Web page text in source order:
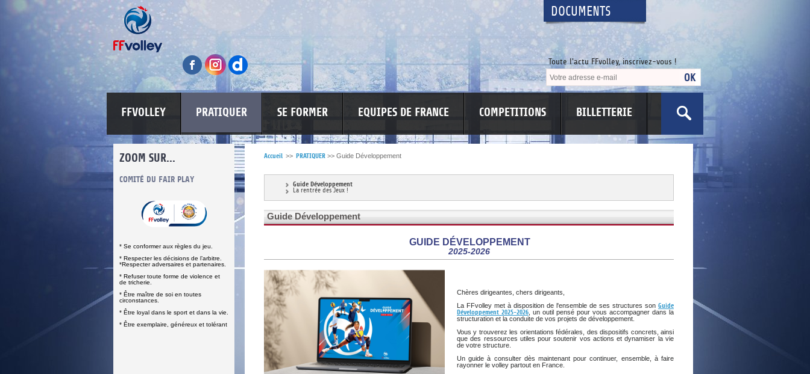
DOCUMENTS
Toute l'actu FFvolley, inscrivez-vous !
FFVOLLEY PRATIQUER SE FORMER EQUIPES DE FRANCE COMPETITIONS BILLETTERIE
ZOOM SUR...
DOCUMENTS UTILES
CLIQUEZ ICI
COMITÉ DU FAIR PLAY
* Se conformer aux règles du jeu.
* Respecter les décisions de l’arbitre.
*Respecter adversaires et partenaires.
* Refuser toute forme de violence et
de tricherie.
* Être maître de soi en toutes
circonstances.
* Être loyal dans le sport et dans la vie.
* Être exemplaire, généreux et tolérant
LUTTE CONTRE LES VIOLENCES
COVID-19
>CLIQUEZ ICI
Accueil >> PRATIQUER >> Guide Développement
Guide Développement
La rentrée des Jeux !
Guide Développement
GUIDE DÉVELOPPEMENT
2025-2026
Chères dirigeantes, chers dirigeants,
La FFvolley met à disposition de l'ensemble de ses structures son Guide
Développement 2025-2026 , un outil pensé pour vous accompagner dans la
structuration et la conduite de vos projets de développement.
Vous y trouverez les orientations fédérales, des dispositifs concrets, ainsi
que des ressources utiles pour soutenir vos actions et dynamiser la vie
de votre structure.
Un guide à consulter dès maintenant pour continuer, ensemble, à faire
rayonner le volley partout en France.